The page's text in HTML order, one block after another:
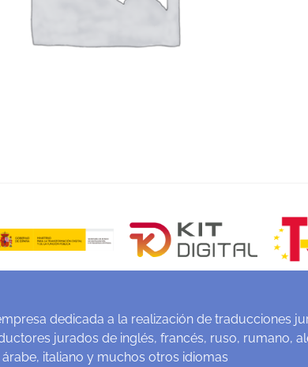
dedicada a la realización de traducciones
jurados de inglés, francés, ruso, rumano,
italiano y muchos otros idiomas